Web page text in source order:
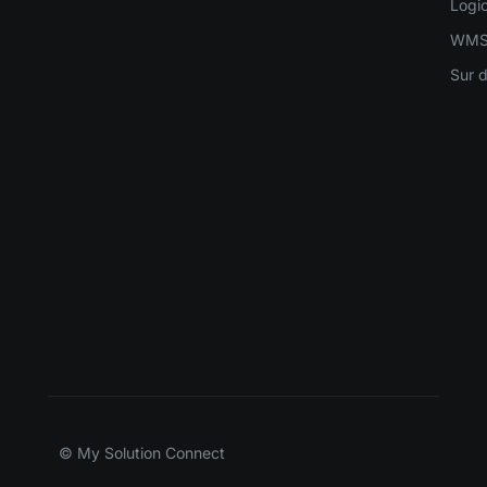
Sur
© My Solution Connect